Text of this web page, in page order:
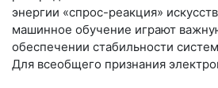
энергии «спрос-реакция»
машинное обучение играют
обеспечении стабильности
Для всеобщего признания